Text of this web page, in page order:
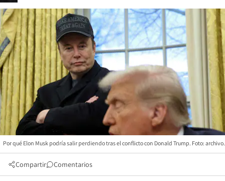
Por qué Elon Musk podría salir perdiendo tras el conflicto con Donald Trump. Foto: archivo.
Compartir Comentarios